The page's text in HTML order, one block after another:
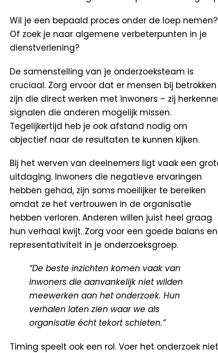
Wil je een bepaald proces onder de loep nemen?
Of zoek je naar algemene verbeterpunten in je
dienstverlening?
De samenstelling van je onderzoeksteam is
cruciaal. Zorg ervoor dat er mensen bij betrokken
zijn die direct werken met inwoners – zij
signalen die anderen mogelijk missen.
Tegelijkertijd heb je ook afstand nodig om
objectief naar de resultaten te kunnen kijken.
Bij het werven van deelnemers ligt vaak een
uitdaging. Inwoners die negatieve ervaringen
hebben gehad, zijn soms moeilijker te bereiken
omdat ze het vertrouwen in de organisatie
hebben verloren. Anderen willen juist heel graag
hun verhaal kwijt. Zorg voor een goede balans en
representativiteit in je onderzoeksgroep.
“De beste inzichten komen vaak van
inwoners die aanvankelijk niet wilden
meewerken aan het onderzoek. Hun
verhalen laten zien waar we als
organisatie écht tekort schieten.”
Timing speelt ook een rol. Voer het onderzoek niet